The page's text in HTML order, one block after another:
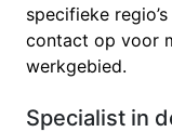
specifieke
contact op voor
werkgebied.
Specialist in